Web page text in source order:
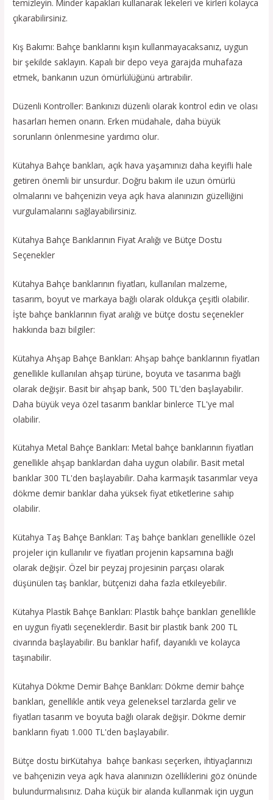
temizleyin. Minder kapakları kullanarak lekeleri ve kirleri kolayca
çıkarabilirsiniz.
Kış Bakımı: Bahçe banklarını kışın kullanmayacaksanız, uygun
bir şekilde saklayın. Kapalı bir depo veya garajda muhafaza
etmek, bankanın uzun ömürlülüğünü artırabilir.
Düzenli Kontroller: Bankınızı düzenli olarak kontrol edin ve olası
hasarları hemen onarın. Erken müdahale, daha büyük
sorunların önlenmesine yardımcı olur.
Kütahya Bahçe bankları, açık hava yaşamınızı daha keyifli hale
getiren önemli bir unsurdur. Doğru bakım ile uzun ömürlü
olmalarını ve bahçenizin veya açık hava alanınızın güzelliğini
vurgulamalarını sağlayabilirsiniz.
Kütahya Bahçe Banklarının Fiyat Aralığı ve Bütçe Dostu
Seçenekler
Kütahya Bahçe banklarının fiyatları, kullanılan malzeme,
tasarım, boyut ve markaya bağlı olarak oldukça çeşitli olabilir.
İşte bahçe banklarının fiyat aralığı ve bütçe dostu seçenekler
hakkında bazı bilgiler:
Kütahya Ahşap Bahçe Bankları: Ahşap bahçe banklarının fiyatları
genellikle kullanılan ahşap türüne, boyuta ve tasarıma bağlı
olarak değişir. Basit bir ahşap bank, 500 TL'den başlayabilir.
Daha büyük veya özel tasarım banklar binlerce TL'ye mal
olabilir.
Kütahya Metal Bahçe Bankları: Metal bahçe banklarının fiyatları
genellikle ahşap banklardan daha uygun olabilir. Basit metal
banklar 300 TL'den başlayabilir. Daha karmaşık tasarımlar veya
dökme demir banklar daha yüksek fiyat etiketlerine sahip
olabilir.
Kütahya Taş Bahçe Bankları: Taş bahçe bankları genellikle özel
projeler için kullanılır ve fiyatları projenin kapsamına bağlı
olarak değişir. Özel bir peyzaj projesinin parçası olarak
düşünülen taş banklar, bütçenizi daha fazla etkileyebilir.
Kütahya Plastik Bahçe Bankları: Plastik bahçe bankları genellikle
en uygun fiyatlı seçeneklerdir. Basit bir plastik bank 200 TL
civarında başlayabilir. Bu banklar hafif, dayanıklı ve kolayca
taşınabilir.
Kütahya Dökme Demir Bahçe Bankları: Dökme demir bahçe
bankları, genellikle antik veya geleneksel tarzlarda gelir ve
fiyatları tasarım ve boyuta bağlı olarak değişir. Dökme demir
bankların fiyatı 1.000 TL'den başlayabilir.
Bütçe dostu birKütahya bahçe bankası seçerken, ihtiyaçlarınızı
ve bahçenizin veya açık hava alanınızın özelliklerini göz önünde
bulundurmalısınız. Daha küçük bir alanda kullanmak için uygun